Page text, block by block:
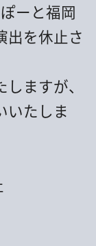
ーと福岡
出を休止さ
ますが、
いたしま